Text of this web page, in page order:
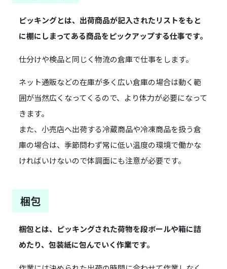
ピッキングとは、出荷商品が記入されたリストをもと
に棚にしまってある商品をピックアップする仕事です。
仕分けや検品と同じく物流の倉庫で仕事をします。
ネット通販などの在庫が多く広い倉庫の場合は動く範
囲が当然広くなってくるので、より体力が必要になって
きます。
また、小売店へ出荷する冷蔵商品や冷凍商品を扱う倉
庫の場合は、季節問わず常に低い温度の環境で働かな
ければいけないので体調面にも注意が必要です。
梱包
梱包とは、ピッキングされた荷物を段ボールや箱に詰
めたり、包装紙に包んでいく作業です。